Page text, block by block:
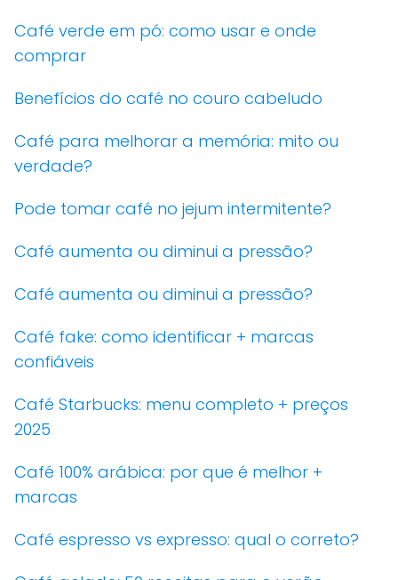
Café verde em pó: como usar e onde
comprar
Benefícios do café no couro cabeludo
Café para melhorar a memória: mito ou
verdade?
Pode tomar café no jejum intermitente?
Café aumenta ou diminui a pressão?
Café aumenta ou diminui a pressão?
Café fake: como identificar + marcas
confiáveis
Café Starbucks: menu completo + preços
2025
Café 100% arábica: por que é melhor +
marcas
Café espresso vs expresso: qual o correto?